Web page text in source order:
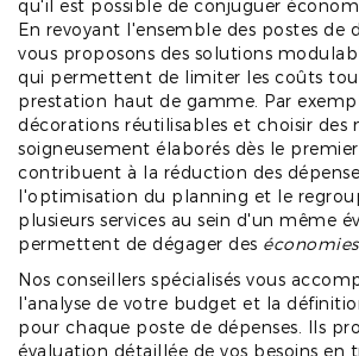
qu'il est possible de conjuguer
En revoyant l'ensemble des postes de
vous proposons des solutions
qui permettent de limiter les coûts
prestation haut de gamme. Par
décorations réutilisables et choisir des
soigneusement élaborés dès le
contribuent à la réduction des
l'optimisation du planning et le
plusieurs services au sein d'un même
permettent de dégager des
Nos conseillers spécialisés vous
l'analyse de votre budget et la
pour chaque poste de dépenses. Ils
évaluation détaillée de vos besoins en